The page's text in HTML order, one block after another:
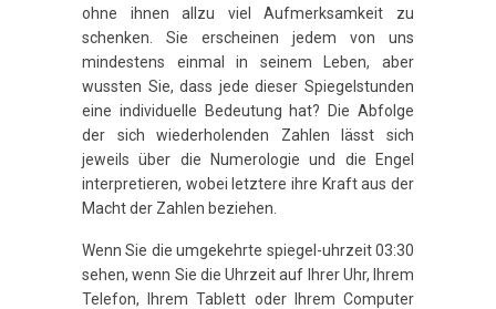
ohne ihnen allzu viel Aufmerksamkeit zu
schenken. Sie erscheinen jedem von uns
mindestens einmal in seinem Leben, aber
wussten Sie, dass jede dieser Spiegelstunden
eine individuelle Bedeutung hat? Die Abfolge
der sich wiederholenden Zahlen lässt sich
jeweils über die Numerologie und die Engel
interpretieren, wobei letztere ihre Kraft aus der
Macht der Zahlen beziehen.
Wenn Sie die umgekehrte spiegel-uhrzeit 03:30
sehen, wenn Sie die Uhrzeit auf Ihrer Uhr, Ihrem
Telefon, Ihrem Tablett oder Ihrem Computer